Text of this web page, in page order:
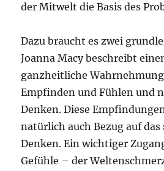
der Mitwelt die Basis des
Dazu braucht es zwei
Joanna Macy beschreibt
ganzheitliche
Empfinden und Fühlen und
Denken. Diese
natürlich auch Bezug auf das
Denken. Ein wichtiger
Gefühle – der